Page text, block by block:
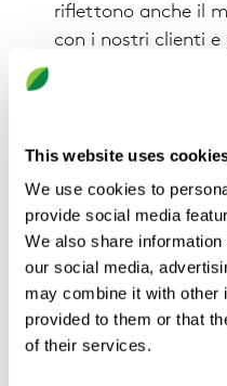
This website uses
We use cookies to
provide social media
We also share
our social media,
may combine it with other
provided to them or that
of their services.
riflettono anche il
con i nostri clienti e
Informazioni
Based Targets
La Science Based
un'organizzazione
aziende di fissare
riduzione delle
recenti conoscenze